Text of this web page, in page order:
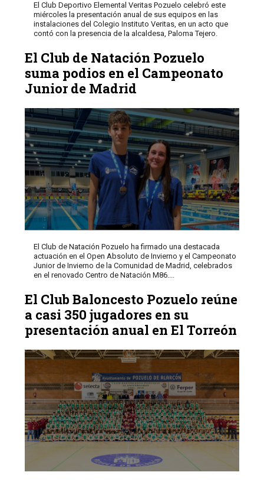
El Club Deportivo Elemental Veritas Pozuelo celebró este
miércoles la presentación anual de sus equipos en las
instalaciones del Colegio Instituto Veritas, en un acto que
contó con la presencia de la alcaldesa, Paloma Tejero.
El Club de Natación Pozuelo
suma podios en el Campeonato
Junior de Madrid
El Club de Natación Pozuelo ha firmado una destacada
actuación en el Open Absoluto de Invierno y el Campeonato
Junior de Invierno de la Comunidad de Madrid, celebrados
en el renovado Centro de Natación M86....
El Club Baloncesto Pozuelo reúne
a casi 350 jugadores en su
presentación anual en El Torreón